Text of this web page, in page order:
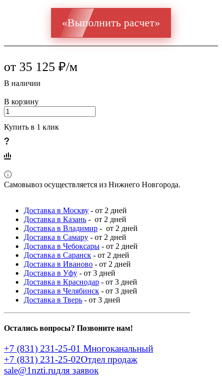
«Выполнить расчет»
от 35 125 ₽/м
В наличии
В корзину
Купить в 1 клик
Самовывоз осуществляется из Нижнего Новгорода.
Доставка в Москву - от 2 дней
Доставка в Казань - от 2 дней
Доставка в Владимир - от 2 дней
Доставка в Самару - от 2 дней
Доставка в Чебоксары - от 2 дней
Доставка в Саранск - от 2 дней
Доставка в Иваново - от 2 дней
Доставка в Уфу - от 3 дней
Доставка в Краснодар - от 3 дней
Доставка в Челябинск - от 3 дней
Доставка в Тверь - от 3 дней
Остались вопросы? Позвоните нам!
+7 (831) 231-25-01 Многоканальный
+7 (831) 231-25-02Отдел продаж
sale@1nzti.ruдля заявок